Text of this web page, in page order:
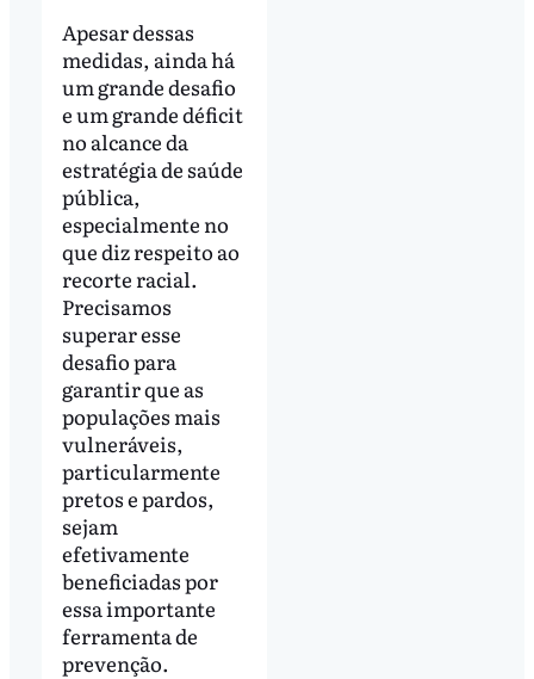
Apesar dessas
medidas, ainda há
um grande desafio
e um grande déficit
no alcance da
estratégia de saúde
pública,
especialmente no
que diz respeito ao
recorte racial.
Precisamos
superar esse
desafio para
garantir que as
populações mais
vulneráveis,
particularmente
pretos e pardos,
sejam
efetivamente
beneficiadas por
essa importante
ferramenta de
prevenção.